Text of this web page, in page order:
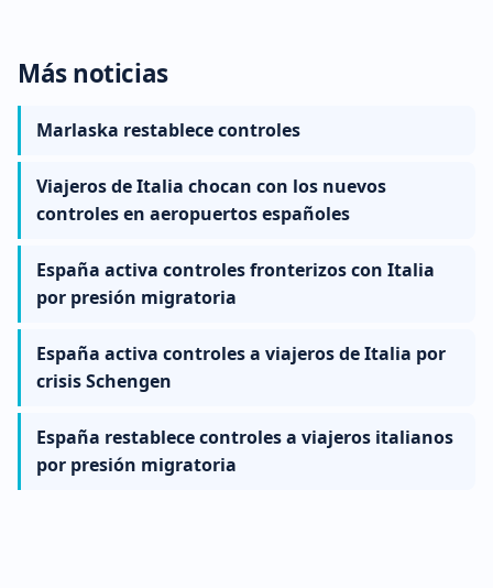
Más noticias
Marlaska restablece controles
Viajeros de Italia chocan con los nuevos
controles en aeropuertos españoles
España activa controles fronterizos con Italia
por presión migratoria
España activa controles a viajeros de Italia por
crisis Schengen
España restablece controles a viajeros italianos
por presión migratoria